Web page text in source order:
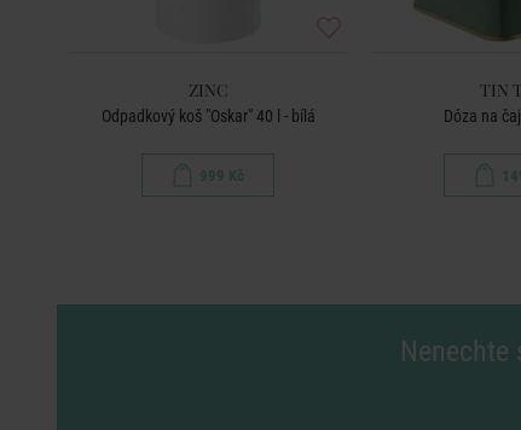
ZINC
Odpadkový koš "Oskar" 40 l - bílá
999 Kč
TIN
Dóza na